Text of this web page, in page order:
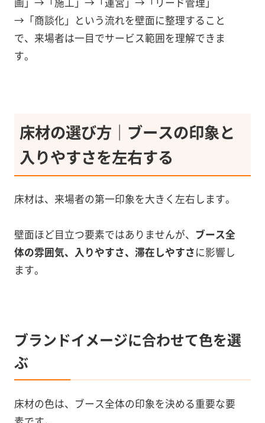
→「商談化」という流れを壁面に整理すること
で、来場者は一目でサービス範囲を理解できま
す。
床材の選び方｜ブースの印象と
入りやすさを左右する
床材は、来場者の第一印象を大きく左右します。
壁面ほど目立つ要素ではありませんが、 ブース全
体の雰囲気、入りやすさ、滞在しやすさに影響し
ます。
ブランドイメージに合わせて色を選
ぶ
床材の色は、ブース全体の印象を決める重要な要